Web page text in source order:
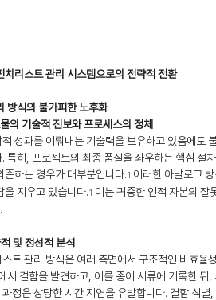
치리스트 관리 시스템으로의 전략적 전환
방식의 불가피한 노후화
의 기술적 진보와 프로세스의 정체
성과를 이뤄내는 기술력을 보유하고 있음에도
. 특히, 프로젝트의 최종 품질을 좌우하는 핵심
하는 경우가 대부분입니다.1 이러한 아날로그
을 지우고 있습니다.1 이는 귀중한 인적 자본의 잘
및 정성적 분석
트 관리 방식은 여러 측면에서 구조적인 비효율
서 결함을 발견하고, 이를 종이 서류에 기록한
정은 상당한 시간 지연을 유발합니다. 결함 식